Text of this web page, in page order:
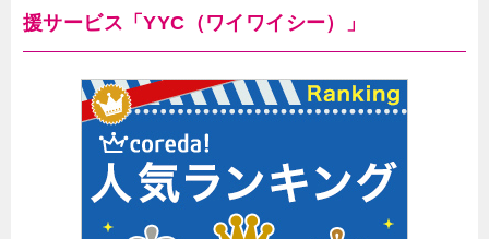
援サービス「YYC（ワイワイシー）」